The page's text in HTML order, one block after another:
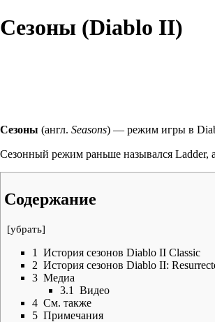
Сезоны (Diablo II)
Сезоны (англ. Seasons) — режим игры в
Сезонный режим раньше назывался Ladder,
Содержание
[убрать]
1
История сезонов Diablo II Classic
2 История сезонов Diablo II:
3 Медиа
3.1
Видео
4 См. также
5 Примечания